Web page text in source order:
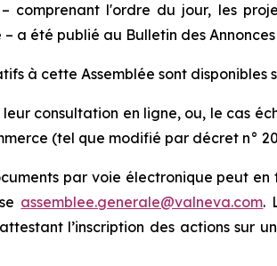
comprenant l'ordre du jour, les
a été publié au Bulletin des
à cette Assemblée sont disponibles
consultation en ligne, ou, le cas
(tel que modifié par décret n°
par voie électronique peut
assemblee.generale@valneva.com.
l’inscription des actions sur